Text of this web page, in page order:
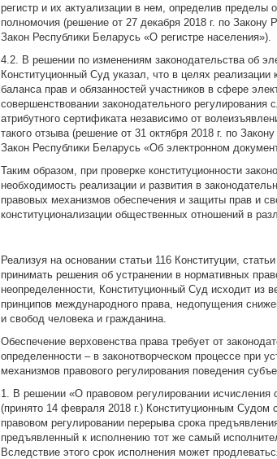
регистр и их актуализации в нем, определив
полномочия (решение от 27 декабря 2018 г. по
Закон Республики Беларусь «О регистре населения»).
4.2. В решении по изменениям законодательства об
Конституционный Суд указал, что в целях реализации
баланса прав и обязанностей участников в сфере
совершенствовании законодательного регулирования
атрибутного сертификата независимо от
такого отзыва (решение от 31 октября 2018 г. по
Закон Республики Беларусь «Об электронном
Таким образом, при проверке конституционности
необходимость реализации и развития в
правовых механизмов обеспечения и защиты прав и
конституционализации общественных отношений в
Реализуя на основании статьи 116 Конституции,
принимать решения об устранении в нормативных
неопределенности, Конституционный Суд исходит из
принципов международного права, недопущения
и свобод человека и гражданина.
Обеспечение верховенства права требует от
определенности – в законотворческом процессе при
механизмов правового регулирования поведения
1. В решении «О правовом регулировании исчисления
(принято 14 февраля 2018 г.) Конституционным
правовом регулировании перерыва срока
предъявленный к исполнению тот же самый
Вследствие этого срок исполнения может